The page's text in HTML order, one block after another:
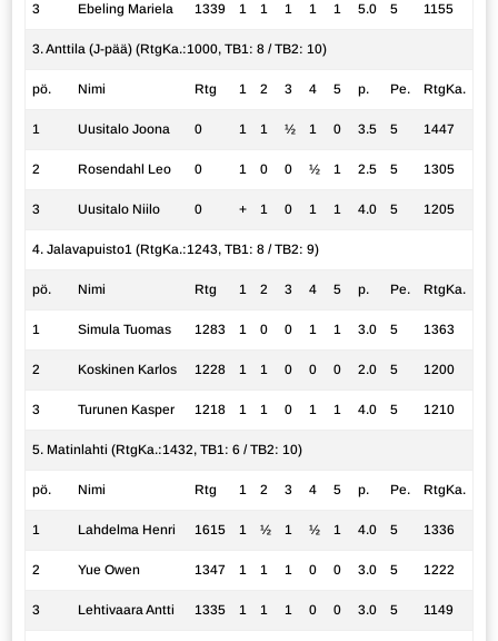
3 Ebeling Mariela 1339 1 1 1 1 1 5.0 5 1155
3. Anttila (J-pää) (RtgKa.:1000, TB1: 8 / TB2: 10)
pö. Nimi Rtg 1 2 3 4 5 p. Pe. RtgKa.
1 Uusitalo Joona 0 1 1 ½ 1 0 3.5 5 1447
2 Rosendahl Leo 0 1 0 0 ½ 1 2.5 5 1305
3 Uusitalo Niilo 0 + 1 0 1 1 4.0 5 1205
4. Jalavapuisto1 (RtgKa.:1243, TB1: 8 / TB2: 9)
pö. Nimi Rtg 1 2 3 4 5 p. Pe. RtgKa.
1 Simula Tuomas 1283 1 0 0 1 1 3.0 5 1363
2 Koskinen Karlos 1228 1 1 0 0 0 2.0 5 1200
3 Turunen Kasper 1218 1 1 0 1 1 4.0 5 1210
5. Matinlahti (RtgKa.:1432, TB1: 6 / TB2: 10)
pö. Nimi Rtg 1 2 3 4 5 p. Pe. RtgKa.
1 Lahdelma Henri 1615 1 ½ 1 ½ 1 4.0 5 1336
2 Yue Owen 1347 1 1 1 0 0 3.0 5 1222
3 Lehtivaara Antti 1335 1 1 1 0 0 3.0 5 1149